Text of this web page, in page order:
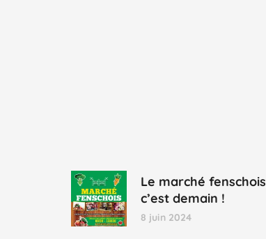
Le marché
c’est demain !
8 juin 2024